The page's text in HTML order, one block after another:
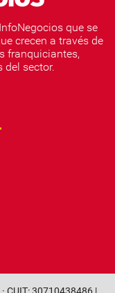
que se
crecen a través de
franquiciantes,
del sector.